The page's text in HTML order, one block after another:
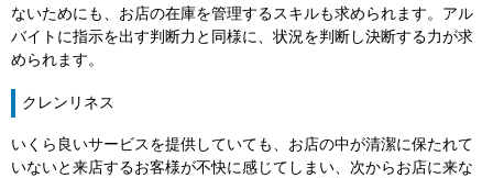
ないためにも、お店の在庫を管理するスキルも求められます。アル
バイトに指示を出す判断力と同様に、状況を判断し決断する力が求
められます。
クレンリネス
いくら良いサービスを提供していても、お店の中が清潔に保たれて
いないと来店するお客様が不快に感じてしまい、次からお店に来な